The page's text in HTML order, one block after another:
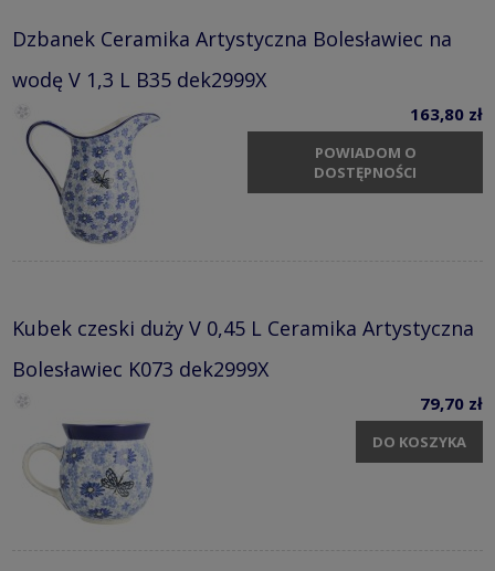
Dzbanek Ceramika Artystyczna Bolesławiec na
wodę V 1,3 L B35 dek2999X
163,80 zł
POWIADOM O
DOSTĘPNOŚCI
Kubek czeski duży V 0,45 L Ceramika Artystyczna
Bolesławiec K073 dek2999X
79,70 zł
DO KOSZYKA